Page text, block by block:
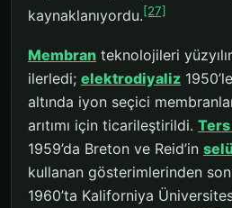
kaynaklanıyordu.[27]
Membran teknolojileri
ilerledi; elektrodiyaliz
altında iyon seçici
arıtımı için ticarileştirildi.
1959’da Breton ve Reid’in
kullanan gösterimlerinden
1960’ta Kaliforniya